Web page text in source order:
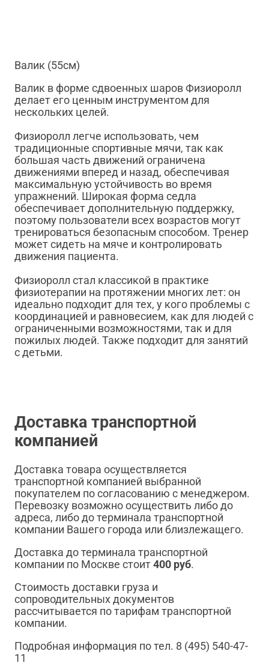
Валик (55см)
Валик в форме сдвоенных шаров Физиоролл
делает его ценным инструментом для
нескольких целей.
Физиоролл легче использовать, чем
традиционные спортивные мячи, так как
большая часть движений ограничена
движениями вперед и назад, обеспечивая
максимальную устойчивость во время
упражнений. Широкая форма седла
обеспечивает дополнительную поддержку,
поэтому пользователи всех возрастов могут
тренироваться безопасным способом. Тренер
может сидеть на мяче и контролировать
движения пациента.
Физиоролл стал классикой в практике
физиотерапии на протяжении многих лет: он
идеально подходит для тех, у кого проблемы с
координацией и равновесием, как для людей с
ограниченными возможностями, так и для
пожилых людей. Также подходит для занятий
с детьми.
Доставка транспортной
компанией
Доставка товара осуществляется
транспортной компанией выбранной
покупателем по согласованию с менеджером.
Перевозку возможно осуществить либо до
адреса, либо до терминала транспортной
компании Вашего города или близлежащего.
Доставка до терминала транспортной
компании по Москве стоит400 руб.
Стоимость доставки груза и
сопроводительных документов
рассчитывается по тарифам транспортной
компании.
Подробная информация по тел. 8 (495) 540-47-
11